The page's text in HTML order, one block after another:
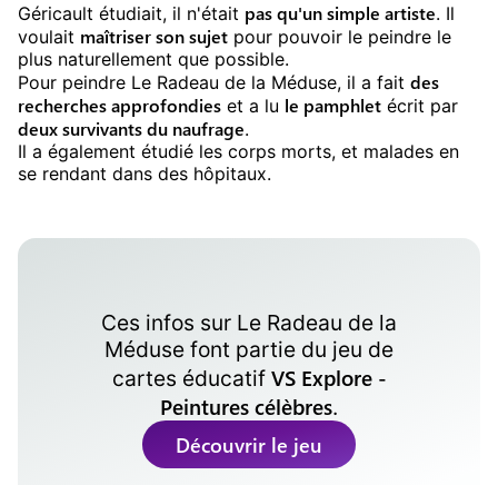
Géricault étudiait, il n'était pas qu'un simple artiste. Il
voulait maîtriser son sujet pour pouvoir le peindre le
plus naturellement que possible.
Pour peindre Le Radeau de la Méduse, il a fait des
recherches approfondies et a lu le pamphlet écrit par
deux survivants du naufrage.
Il a également étudié les corps morts, et malades en
se rendant dans des hôpitaux.
Ces infos sur Le Radeau de la
Méduse font partie du jeu de
cartes éducatif VS Explore -
Peintures célèbres.
Découvrir le jeu